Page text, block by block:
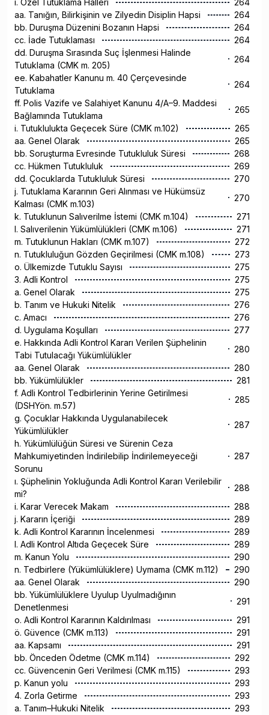
ı. Özel Tutuklama Halleri
264
aa. Tanığın, Bilirkişinin ve Zilyedin Disiplin Hapsi
264
bb. Duruşma Düzenini Bozanın Hapsi
264
cc. İade Tutuklaması
264
dd. Duruşma Sırasında Suç İşlenmesi Halinde
Tutuklama (CMK m. 205)
264
ee. Kabahatler Kanunu m. 40 Çerçevesinde
Tutuklama
264
ff. Polis Vazife ve Salahiyet Kanunu 4/A–9. Maddesi
Bağlamında Tutuklama
265
i. Tutuklulukta Geçecek Süre (CMK m.102)
265
aa. Genel Olarak
265
bb. Soruşturma Evresinde Tutukluluk Süresi
268
cc. Hükmen Tutukluluk
269
dd. Çocuklarda Tutukluluk Süresi
270
j. Tutuklama Kararının Geri Alınması ve Hükümsüz
Kalması (CMK m.103)
270
k. Tutuklunun Salıverilme İstemi (CMK m.104)
271
l. Salıverilenin Yükümlülükleri (CMK m.106)
271
m. Tutuklunun Hakları (CMK m.107)
272
n. Tutukluluğun Gözden Geçirilmesi (CMK m.108)
273
o. Ülkemizde Tutuklu Sayısı
275
3. Adli Kontrol
275
a. Genel Olarak
275
b. Tanım ve Hukuki Nitelik
276
c. Amacı
276
d. Uygulama Koşulları
277
e. Hakkında Adli Kontrol Kararı Verilen Şüphelinin
Tabi Tutulacağı Yükümlülükler
280
aa. Genel Olarak
280
bb. Yükümlülükler
281
f. Adli Kontrol Tedbirlerinin Yerine Getirilmesi
(DSHYön. m.57)
285
g. Çocuklar Hakkında Uygulanabilecek
Yükümlülükler
287
h. Yükümlülüğün Süresi ve Sürenin Ceza
Mahkumiyetinden İndirilebilip İndirilemeyeceği
Sorunu
287
ı. Şüphelinin Yokluğunda Adli Kontrol Kararı Verilebilir
mi?
288
i. Karar Verecek Makam
288
j. Kararın İçeriği
289
k. Adli Kontrol Kararının İncelenmesi
289
l. Adli Kontrol Altıda Geçecek Süre
289
m. Kanun Yolu
290
n. Tedbirlere (Yükümlülüklere) Uymama (CMK m.112)
290
aa. Genel Olarak
290
bb. Yükümlülüklere Uyulup Uyulmadığının
Denetlenmesi
291
o. Adli Kontrol Kararının Kaldırılması
291
ö. Güvence (CMK m.113)
291
aa. Kapsamı
291
bb. Önceden Ödetme (CMK m.114)
292
cc. Güvencenin Geri Verilmesi (CMK m.115)
293
p. Kanun yolu
293
4. Zorla Getirme
293
a. Tanım–Hukuki Nitelik
293